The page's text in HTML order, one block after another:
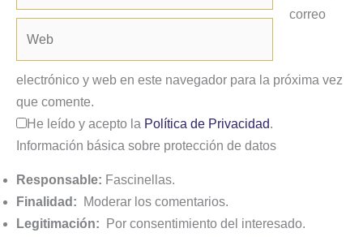
correo
electrónico y web en este navegador para la próxima vez
que comente.
He leído y acepto la Política de Privacidad.
Información básica sobre protección de datos
Responsable: Fascinellas.
Finalidad: Moderar los comentarios.
Legitimación: Por consentimiento del interesado.